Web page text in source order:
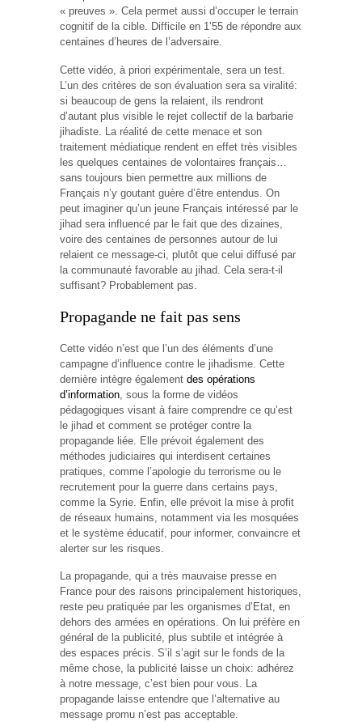
« preuves ». Cela permet aussi d’occuper le terrain
cognitif de la cible. Difficile en 1’55 de répondre aux
centaines d’heures de l’adversaire.
Cette vidéo, à priori expérimentale, sera un test.
L’un des critères de son évaluation sera sa viralité:
si beaucoup de gens la relaient, ils rendront
d’autant plus visible le rejet collectif de la barbarie
jihadiste. La réalité de cette menace et son
traitement médiatique rendent en effet très visibles
les quelques centaines de volontaires français…
sans toujours bien permettre aux millions de
Français n’y goutant guère d’être entendus. On
peut imaginer qu’un jeune Français intéressé par le
jihad sera influencé par le fait que des dizaines,
voire des centaines de personnes autour de lui
relaient ce message-ci, plutôt que celui diffusé par
la communauté favorable au jihad. Cela sera-t-il
suffisant? Probablement pas.
Propagande ne fait pas sens
Cette vidéo n’est que l’un des éléments d’une
campagne d’influence contre le jihadisme. Cette
dernière intègre également des opérations
d’information , sous la forme de vidéos
pédagogiques visant à faire comprendre ce qu’est
le jihad et comment se protéger contre la
propagande liée. Elle prévoit également des
méthodes judiciaires qui interdisent certaines
pratiques, comme l’apologie du terrorisme ou le
recrutement pour la guerre dans certains pays,
comme la Syrie. Enfin, elle prévoit la mise à profit
de réseaux humains, notamment via les mosquées
et le système éducatif, pour informer, convaincre et
alerter sur les risques.
La propagande, qui a très mauvaise presse en
France pour des raisons principalement historiques,
reste peu pratiquée par les organismes d’Etat, en
dehors des armées en opérations. On lui préfère en
général de la publicité, plus subtile et intégrée à
des espaces précis. S’il s’agit sur le fonds de la
même chose, la publicité laisse un choix: adhérez
à notre message, c’est bien pour vous. La
propagande laisse entendre que l’alternative au
message promu n’est pas acceptable.